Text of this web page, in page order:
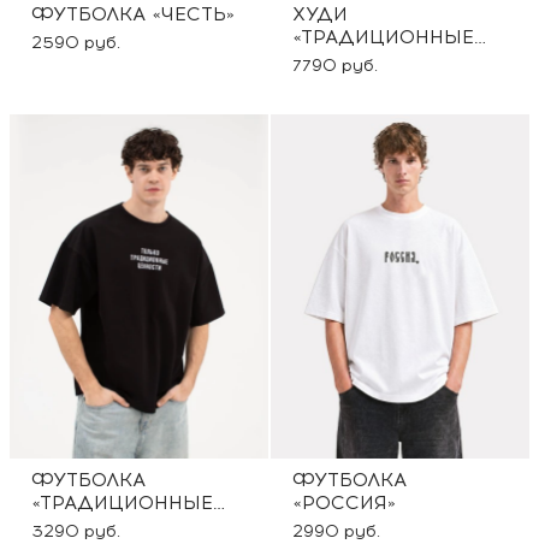
ФУТБОЛКА «ЧЕСТЬ»
2590 руб.
ХУДИ
«ТРАДИЦИОННЫЕ
ЦЕННОСТИ»
7790 руб.
ФУТБОЛКА
«ТРАДИЦИОННЫЕ
ЦЕННОСТИ»
3290 руб.
ФУТБОЛКА
«РОССИЯ»
2990 руб.